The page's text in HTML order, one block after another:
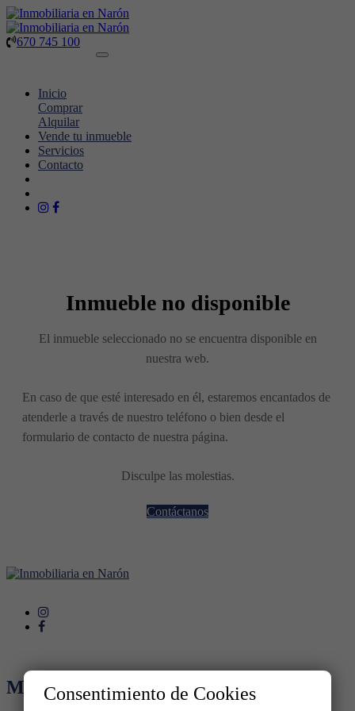
670 745 100
Toggle
Inicio
Comprar
Alquilar
Vende tu inmueble
Servicios
Contacto
Inmueble no disponible
El inmueble seleccionado no se encuentra disponible en
nuestra web.
En caso de que esté interesado en él, estaremos encantados de
atenderle a través de nuestro teléfono o bien desde el
formulario de contacto de nuestra página.
Disculpe las molestias.
Contáctanos
MENÚConsentimiento de Cookies